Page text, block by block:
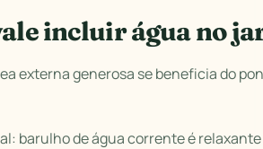
incluir água no
externa generosa se beneficia do
barulho de água corrente é